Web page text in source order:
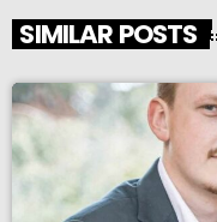
SIMILAR POSTS